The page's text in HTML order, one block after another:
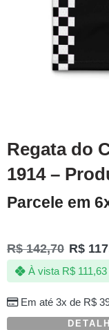
Regata do
1914 –
Parcele em
R$142,70 R$
Em até 3x de R$
À vista R$111,63